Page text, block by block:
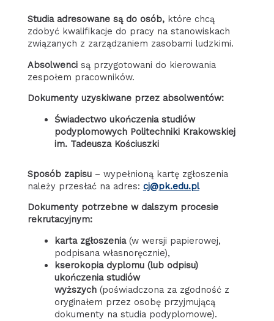
Studia adresowane są do osób,które chcą
zdobyć kwalifikacje do pracy na stanowiskach
związanych z zarządzaniem zasobami ludzkimi.
Absolwencisą przygotowani do kierowania
zespołem pracowników.
Dokumenty uzyskiwane przez absolwentów:
Świadectwo ukończenia studiów
podyplomowych Politechniki Krakowskiej
im. Tadeusza Kościuszki
Sposób zapisu– wypełnioną kartę zgłoszenia
należy przesłać na adres: cj@pk.edu.pl
Dokumenty potrzebne w dalszym procesie
rekrutacyjnym:
karta zgłoszenia (w wersji papierowej,
podpisana własnoręcznie),
kserokopia dyplomu (lub odpisu)
ukończenia studiów
wyższych(poświadczona za zgodność z
oryginałem przez osobę przyjmującą
dokumenty na studia podyplomowe).